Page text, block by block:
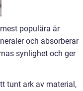
populära är
och absorberar
synlighet och ger
tunt ark av material,